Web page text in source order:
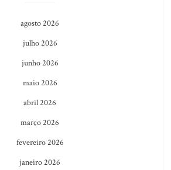
agosto 2026
julho 2026
junho 2026
maio 2026
abril 2026
março 2026
fevereiro 2026
janeiro 2026